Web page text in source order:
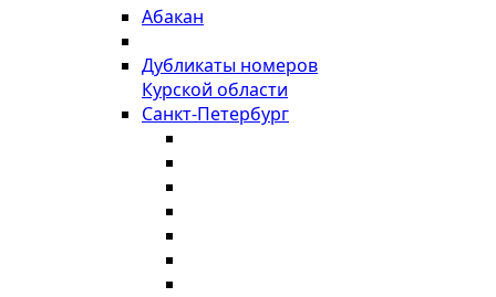
Абакан
Дубликаты номеров
Курской области
Санкт-Петербург